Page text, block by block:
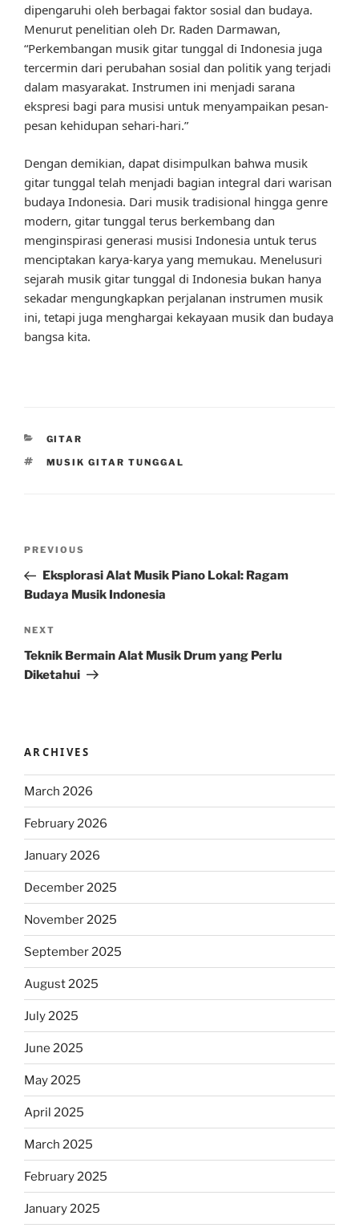
dipengaruhi oleh berbagai faktor sosial dan budaya.
Menurut penelitian oleh Dr. Raden Darmawan,
“Perkembangan musik gitar tunggal di Indonesia juga
tercermin dari perubahan sosial dan politik yang terjadi
dalam masyarakat. Instrumen ini menjadi sarana
ekspresi bagi para musisi untuk menyampaikan pesan-
pesan kehidupan sehari-hari.”
Dengan demikian, dapat disimpulkan bahwa musik
gitar tunggal telah menjadi bagian integral dari warisan
budaya Indonesia. Dari musik tradisional hingga genre
modern, gitar tunggal terus berkembang dan
menginspirasi generasi musisi Indonesia untuk terus
menciptakan karya-karya yang memukau. Menelusuri
sejarah musik gitar tunggal di Indonesia bukan hanya
sekadar mengungkapkan perjalanan instrumen musik
ini, tetapi juga menghargai kekayaan musik dan budaya
bangsa kita.
CATEGORIES
GITAR
TAGS
MUSIK GITAR TUNGGAL
Previous
Post
PREVIOUS
Eksplorasi Alat Musik Piano Lokal: Ragam
Budaya Musik Indonesia
Next
Post
NEXT
Teknik Bermain Alat Musik Drum yang Perlu
Diketahui
ARCHIVES
March 2026
February 2026
January 2026
December 2025
November 2025
September 2025
August 2025
July 2025
June 2025
May 2025
April 2025
March 2025
February 2025
January 2025